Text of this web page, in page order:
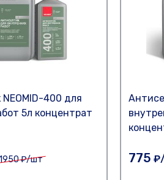
400 для
5л концентрат
₽/шт 775